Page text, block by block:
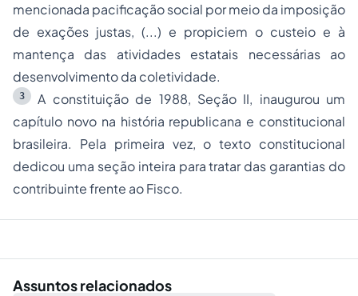
mencionada pacificação social por meio da imposição
de exações justas, (...) e propiciem o custeio e à
mantença das atividades estatais necessárias ao
desenvolvimento da coletividade.
3
A constituição de 1988, Seção II, inaugurou um
capítulo novo na história republicana e constitucional
brasileira. Pela primeira vez, o texto constitucional
dedicou uma seção inteira para tratar das garantias do
contribuinte frente ao Fisco.
Assuntos relacionados